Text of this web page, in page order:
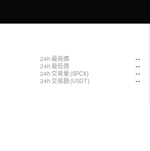
24h 最高價
--
24h 最低價
--
24h 交易量 (SPCX)
--
24h 交易額 (USDT)
--